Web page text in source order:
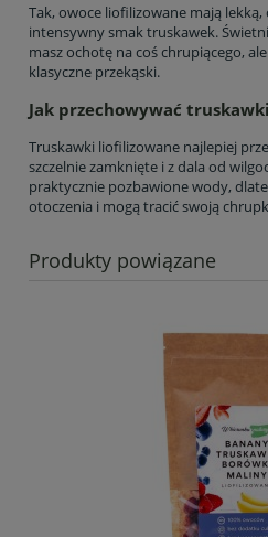
Produkty powiązane
Tak, owoce liofilizowane mają
intensywny smak truskawek.
masz ochotę na coś chrupiącego,
klasyczne przekąski.
Jak przechowywać
Truskawki liofilizowane najlepiej
szczelnie zamknięte i z dala od
praktycznie pozbawione wody,
otoczenia i mogą tracić swoją